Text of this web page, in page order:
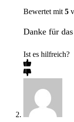
Bewertet mit 5
Danke für
Ist es hilfreich?